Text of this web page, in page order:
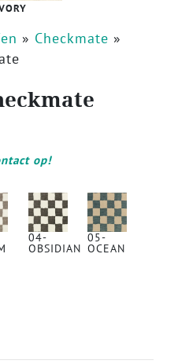
» Checkmate »
op!
04-
OBSIDIAN
05-
OCEAN